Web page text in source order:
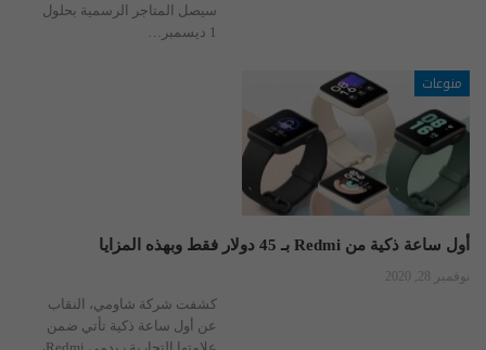
سيصل المتاجر الرسمية بحلول
1 ديسمبر…
منوعات
أول ساعة ذكية من Redmi بـ 45 دولار فقط وبهذه المزايا
نوفمبر 28, 2020
كشفت شركة شاومي، النقاب
عن أول ساعة ذكية تأتي ضمن